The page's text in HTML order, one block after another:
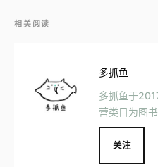
相关阅读
多抓鱼
多抓鱼于
营类目为图
关注